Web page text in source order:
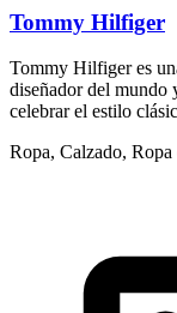
Tommy Hilfiger
Tommy Hilfiger es
diseñador del mundo
celebrar el estilo
Ropa, Calzado,